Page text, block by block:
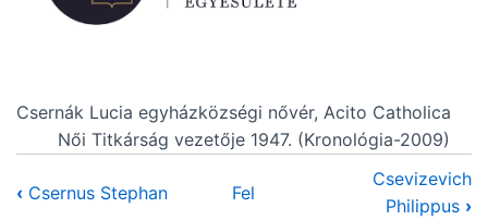
Csernák Lucia egyházközségi nővér, Acito Catholica
Női Titkárság vezetője 1947. (Kronológia-2009)
‹ Csernus Stephan Fel
Csevizevich
Philippus ›